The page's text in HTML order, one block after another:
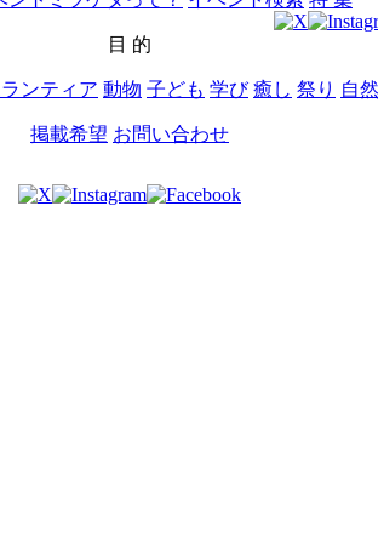
目 的
ンティア 動物 子ども 学び 癒し 祭り 自
掲載希望 お問い合わせ